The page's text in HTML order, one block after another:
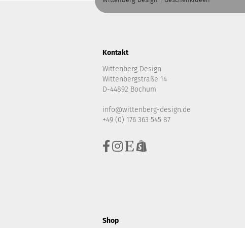
Kontakt
Wittenberg Design
Wittenbergstraße 14
D-44892 Bochum
info@wittenberg-design.de
+49 (0) 176 363 545 87
Shop